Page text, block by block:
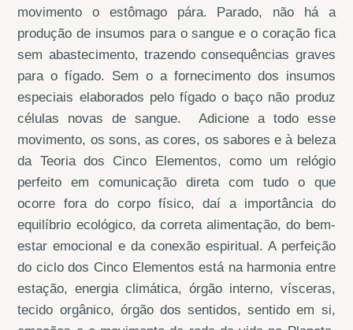
movimento o estômago pára. Parado, não há a
produção de insumos para o sangue e o coração fica
sem abastecimento, trazendo consequências graves
para o fígado. Sem o a fornecimento dos insumos
especiais elaborados pelo fígado o baço não produz
células novas de sangue. Adicione a todo esse
movimento, os sons, as cores, os sabores e à beleza
da Teoria dos Cinco Elementos, como um relógio
perfeito em comunicação direta com tudo o que
ocorre fora do corpo físico, daí a importância do
equilíbrio ecológico, da correta alimentação, do bem-
estar emocional e da conexão espiritual. A perfeição
do ciclo dos Cinco Elementos está na harmonia entre
estação, energia climática, órgão interno, vísceras,
tecido orgânico, órgão dos sentidos, sentido em si,